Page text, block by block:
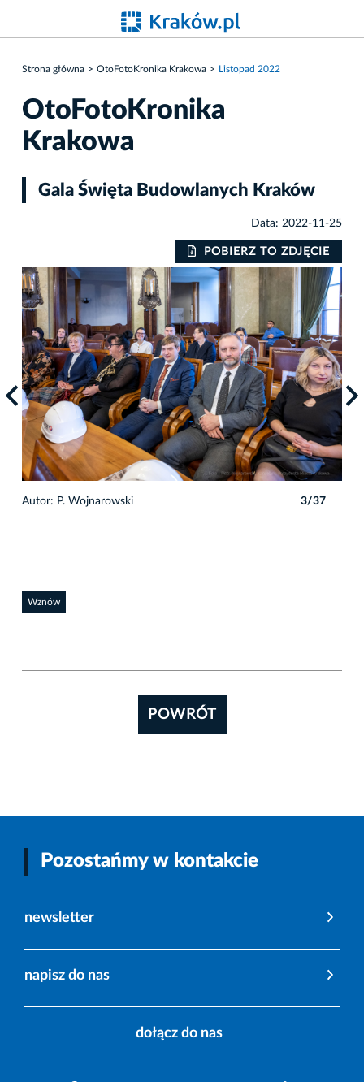
Strona główna OtoFotoKronika Krakowa Listopad 2022
OtoFotoKronika
Krakowa
Gala Święta Budowlanych Kraków
Data: 2022-11-25
POBIERZ TO ZDJĘCIE
Autor: P. Wojnarowski 3/37
Wznów
POWRÓT
Pozostańmy w kontakcie
newsletter
napisz do nas
dołącz do nas